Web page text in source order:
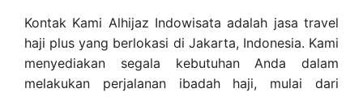
Kontak Kami Alhijaz Indowisata adalah jasa travel
haji plus yang berlokasi di Jakarta, Indonesia. Kami
menyediakan segala kebutuhan Anda dalam
melakukan perjalanan ibadah haji, mulai dari